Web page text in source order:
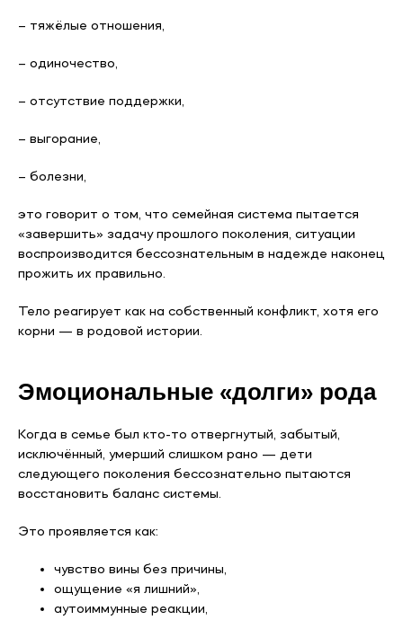
– тяжёлые отношения,
– одиночество,
– отсутствие поддержки,
– выгорание,
– болезни,
это говорит о том, что семейная система пытается
«завершить» задачу прошлого поколения, ситуации
воспроизводится бессознательным в надежде наконец
прожить их правильно.
Тело реагирует как на собственный конфликт, хотя его
корни — в родовой истории.
Эмоциональные «долги» рода
Когда в семье был кто-то отвергнутый, забытый,
исключённый, умерший слишком рано — дети
следующего поколения бессознательно пытаются
восстановить баланс системы.
Это проявляется как:
чувство вины без причины,
ощущение «я лишний»,
аутоиммунные реакции,